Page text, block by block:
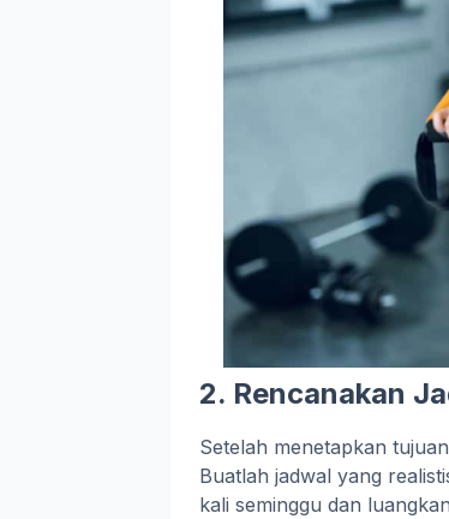
2. Rencanakan
Setelah menetapkan
Buatlah jadwal yang
kali seminggu dan